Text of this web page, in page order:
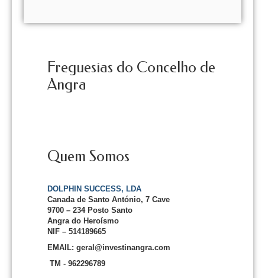
Freguesias do Concelho de
Angra
Quem Somos
DOLPHIN SUCCESS, LDA
Canada de Santo António, 7 Cave
9700 – 234 Posto Santo
Angra do Heroísmo
NIF – 514189665
EMAIL: geral@investinangra.com
TM - 962296789